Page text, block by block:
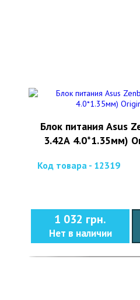
Блок питания Asus
3.42А 4.0*1.35мм)
Код товара - 12319
1 032 грн.
Нет в наличии